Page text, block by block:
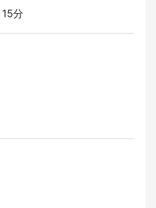
分